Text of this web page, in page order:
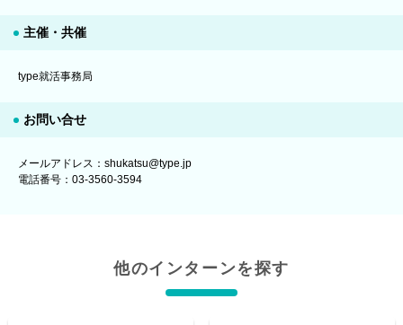
主催・共催
type就活事務局
お問い合せ
メールアドレス：shukatsu@type.jp
電話番号：03-3560-3594
他のインターンを探す